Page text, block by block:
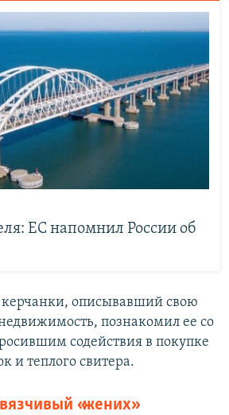
ЕС напомнил России об
керчанки, описывавший свою
познакомил ее со
содействия в покупке
и теплого свитера.
«жених»